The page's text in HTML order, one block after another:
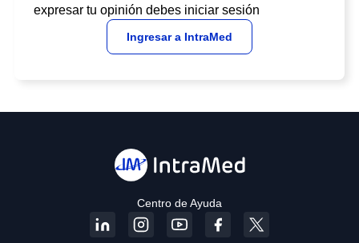
expresar tu opinión debes iniciar sesión
Ingresar a IntraMed
Centro de Ayuda